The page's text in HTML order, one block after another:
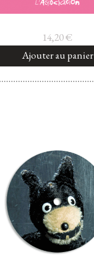
14,20€
Ajouter au panier